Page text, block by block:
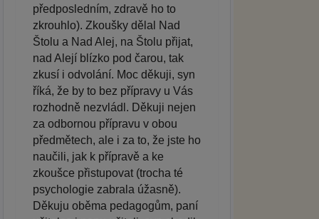
předposledním, zdravě ho to
zkrouhlo). Zkoušky dělal Nad
Štolu a Nad Alej, na Štolu přijat,
nad Alejí blízko pod čarou, tak
zkusí i odvolání. Moc děkuji, syn
říká, že by to bez přípravy u Vás
rozhodně nezvládl. Děkuji nejen
za odbornou přípravu v obou
předmětech, ale i za to, že jste ho
naučili, jak k přípravě a ke
zkoušce přistupovat (trocha té
psychologie zabrala úžasně).
Děkuju oběma pedagogům, paní